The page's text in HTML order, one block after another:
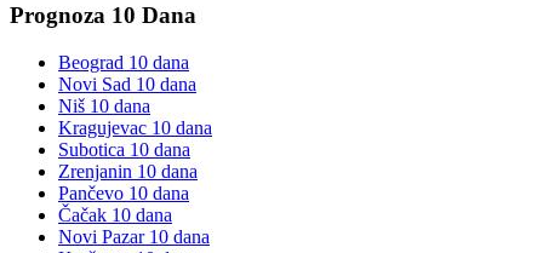
Prognoza 10 Dana
Beograd 10 dana
Novi Sad 10 dana
Niš 10 dana
Kragujevac 10 dana
Subotica 10 dana
Zrenjanin 10 dana
Pančevo 10 dana
Čačak 10 dana
Novi Pazar10 dana